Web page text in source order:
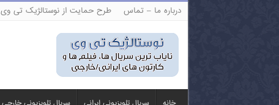
درباره ما – تماس طرح حمایت از نوستالژیک تی وی